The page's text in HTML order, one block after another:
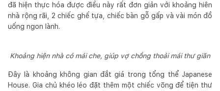
đã hiện thực hóa được điều này rất đơn giản với khoảng hiên
nhà rộng rãi, 2 chiếc ghế tựa, chiếc bàn gỗ gấp và vài món đồ
uống ngon lành.
Khoảng hiện nhà có mái che, giúp vợ chồng thoải mái thư giãn
Đây là khoảng không gian đắt giá trong tổng thể Japanese
House. Gia chủ khéo léo đặt thêm một chiếc võng để tiện thư